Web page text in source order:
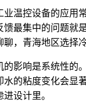
温控设备的应用
最集中的问题就
，青海地区选择
影响是系统性的
的粘度变化会显
设计里。